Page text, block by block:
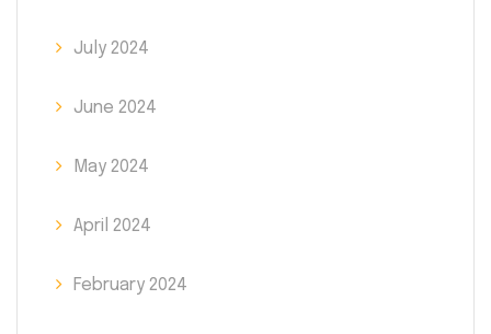
July 2024
June 2024
May 2024
April 2024
February 2024